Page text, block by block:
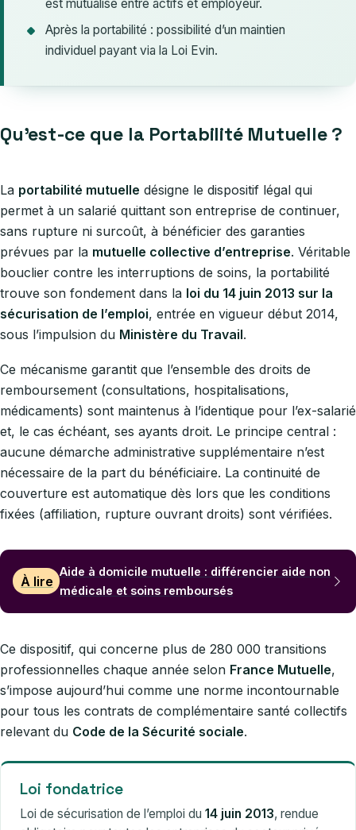
est mutualisé entre actifs et employeur.
Après la portabilité : possibilité d’un maintien
individuel payant via la Loi Evin.
Qu’est-ce que la Portabilité Mutuelle ?
La portabilité mutuelle désigne le dispositif légal qui
permet à un salarié quittant son entreprise de continuer,
sans rupture ni surcoût, à bénéficier des garanties
prévues par la mutuelle collective d’entreprise. Véritable
bouclier contre les interruptions de soins, la portabilité
trouve son fondement dans la loi du 14 juin 2013 sur la
sécurisation de l’emploi, entrée en vigueur début 2014,
sous l’impulsion du Ministère du Travail.
Ce mécanisme garantit que l’ensemble des droits de
remboursement (consultations, hospitalisations,
médicaments) sont maintenus à l’identique pour l’ex-salarié
et, le cas échéant, ses ayants droit. Le principe central :
aucune démarche administrative supplémentaire n’est
nécessaire de la part du bénéficiaire. La continuité de
couverture est automatique dès lors que les conditions
fixées (affiliation, rupture ouvrant droits) sont vérifiées.
À lire
Aide à domicile mutuelle : différencier aide non
médicale et soins remboursés
Ce dispositif, qui concerne plus de 280 000 transitions
professionnelles chaque année selon France Mutuelle,
s’impose aujourd’hui comme une norme incontournable
pour tous les contrats de complémentaire santé collectifs
relevant du Code de la Sécurité sociale.
Loi fondatrice
Loi de sécurisation de l’emploi du 14 juin 2013, rendue